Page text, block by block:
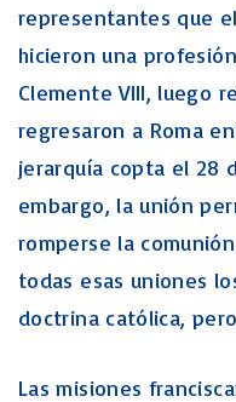
representantes que
hicieron una
Clemente VIII, luego
regresaron a Roma
jerarquía copta el 28
embargo, la unión
romperse la
todas esas uniones
doctrina católica,
Las misiones